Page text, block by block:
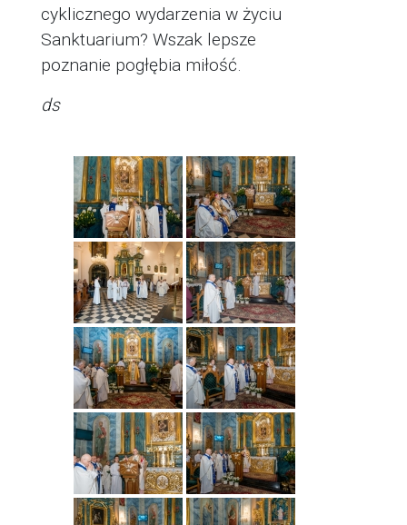
cyklicznego wydarzenia w życiu
Sanktuarium? Wszak lepsze
poznanie pogłębia miłość.
ds